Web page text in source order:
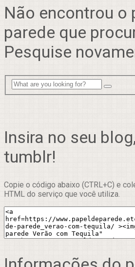
Não encontrou o
parede que
Pesquise
Insira no seu
tumblr!
Copie o código abaixo (CTRL+C) e
HTML do serviço que você utiliza.